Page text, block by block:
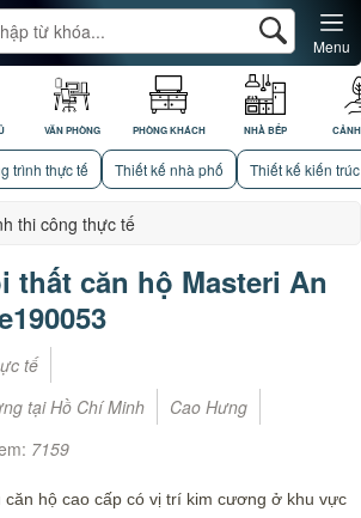
VĂN PHÒNG PHÒNG KHÁCH NHÀ BẾP
Menu
trình thực tế Thiết kế nhà phố Thiết kế kiến trúc
thi công thực tế
thất căn hộ Masteri An
tế
tại Hồ Chí Minh
Cao Hưng
7159
căn hộ cao cấp có vị trí kim cương ở khu vực